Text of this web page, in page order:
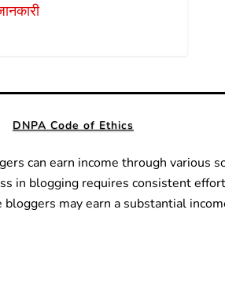
DNPA Code of Ethics
can earn income through various
in blogging requires consistent
may earn a substantial